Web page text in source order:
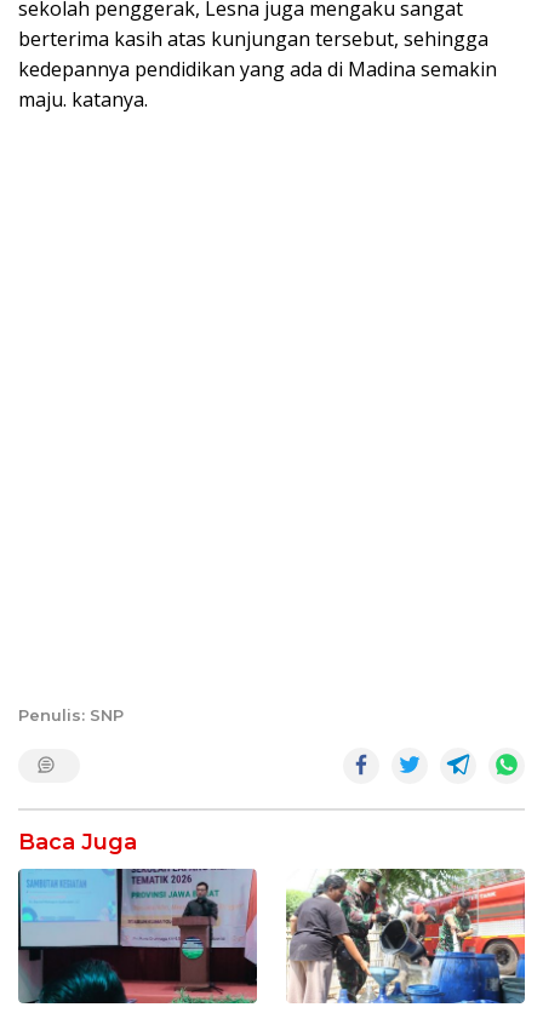
sekolah penggerak, Lesna juga mengaku sangat
berterima kasih atas kunjungan tersebut, sehingga
kedepannya pendidikan yang ada di Madina semakin
maju. katanya.
Penulis: SNP
Baca Juga